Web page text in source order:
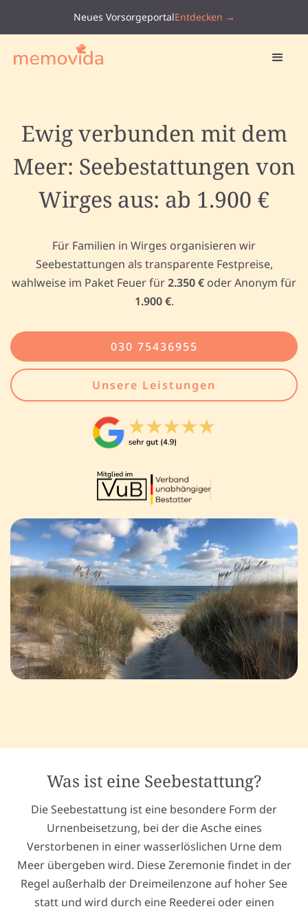
Neues VorsorgeportalEntdecken →
Ewig verbunden mit dem
Meer: Seebestattungen von
Wirges aus: ab 1.900 €
Für Familien in Wirges organisieren wir
Seebestattungen als transparente Festpreise,
wahlweise im Paket Feuer für2.350 € oder Anonym für
1.900 €.
030 75436955
Unsere Leistungen
Was ist eine Seebestattung?
Die Seebestattung ist eine besondere Form der
Urnenbeisetzung, bei der die Asche eines
Verstorbenen in einer wasserlöslichen Urne dem
Meer übergeben wird. Diese Zeremonie findet in der
Regel außerhalb der Dreimeilenzone auf hoher See
statt und wird durch eine Reederei oder einen